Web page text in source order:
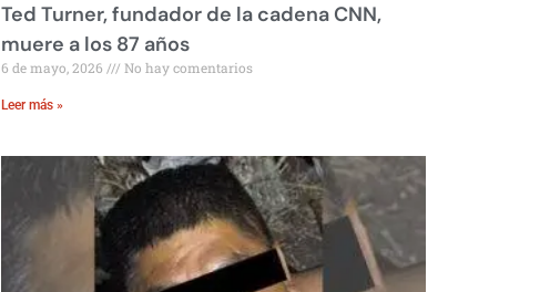
Ted Turner, fundador de la cadena CNN,
muere a los 87 años
6 de mayo, 2026 No hay comentarios
Leer más »